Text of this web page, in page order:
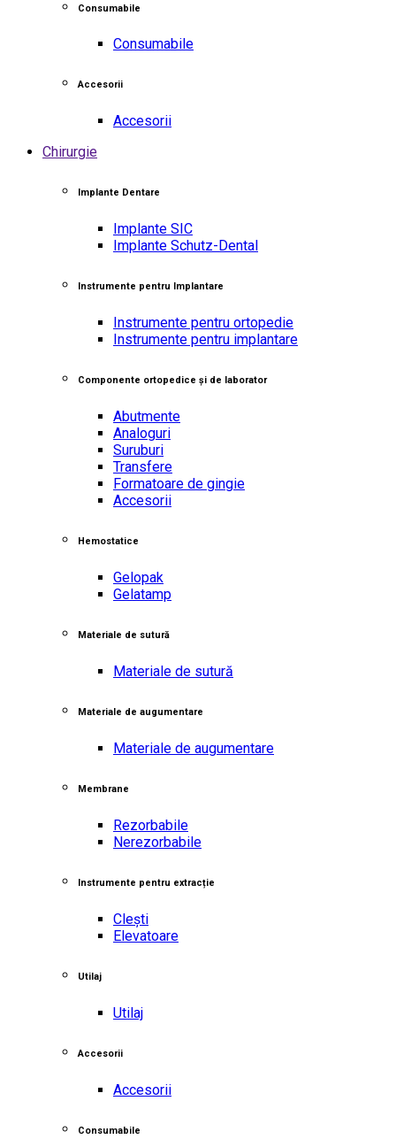
Consumabile
Consumabile
Accesorii
Accesorii
Chirurgie
Implante Dentare
Implante SIC
Implante Schutz-Dental
Instrumente pentru Implantare
Instrumente pentru ortopedie
Instrumente pentru implantare
Componente ortopedice și de laborator
Abutmente
Analoguri
Suruburi
Transfere
Formatoare de gingie
Accesorii
Hemostatice
Gelopak
Gelatamp
Materiale de sutură
Materiale de sutură
Materiale de augumentare
Materiale de augumentare
Membrane
Rezorbabile
Nerezorbabile
Instrumente pentru extracție
Clești
Elevatoare
Utilaj
Utilaj
Accesorii
Accesorii
Consumabile